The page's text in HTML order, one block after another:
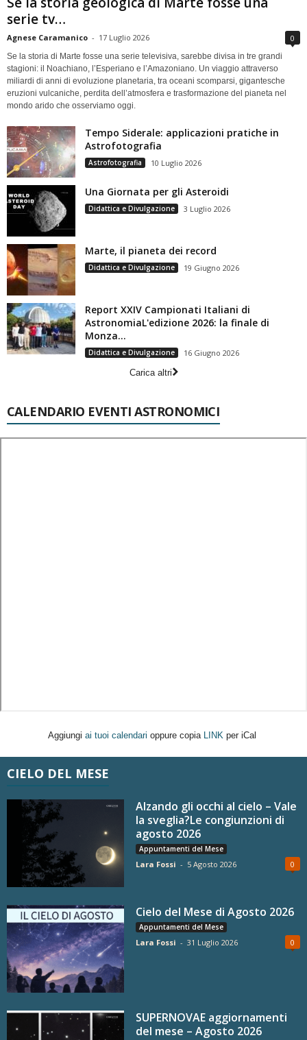
serie tv…
Agnese Caramanico - 17 Luglio 2026 0
Se la storia di Marte fosse una serie televisiva, sarebbe divisa in tre grandi
stagioni: il Noachiano, l’Esperiano e l’Amazoniano. Un viaggio attraverso
miliardi di anni di evoluzione planetaria, tra oceani scomparsi, gigantesche
eruzioni vulcaniche, perdita dell’atmosfera e trasformazione del pianeta nel
mondo arido che osserviamo oggi.
Tempo Siderale: applicazioni pratiche in
Astrofotografia
Astrofotografia 10 Luglio 2026
Una Giornata per gli Asteroidi
Didattica e Divulgazione 3 Luglio 2026
Marte, il pianeta dei record
Didattica e Divulgazione 19 Giugno 2026
Report XXIV Campionati Italiani di
AstronomiaL'edizione 2026: la finale di
Monza...
Didattica e Divulgazione
16 Giugno 2026
Carica altri
CALENDARIO EVENTI ASTRONOMICI
Aggiungi ai tuoi calendari oppure copia LINK per iCal
CIELO DEL MESE
Alzando gli occhi al cielo – Vale
la sveglia?Le congiunzioni di
agosto 2026
Appuntamenti del Mese
Lara Fossi - 5 Agosto 2026 0
Cielo del Mese di Agosto 2026
Appuntamenti del Mese
Lara Fossi - 31 Luglio 2026 0
SUPERNOVAE aggiornamenti
del mese – Agosto 2026